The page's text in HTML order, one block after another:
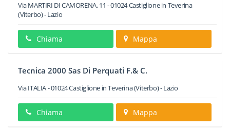
Via MARTIRI DI CAMORENA, 11 -01024Castiglione in Teverina
(Viterbo) -Lazio
Chiama Mappa
Tecnica 2000 Sas Di Perquati F.& C.
Via ITALIA-01024Castiglione in Teverina(Viterbo) -Lazio
Chiama Mappa